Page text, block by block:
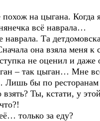
на цыгана. Когда
всё наврала…
Та
она взяла меня
не оценил и
– так цыган… Мне
бы по
Ты, кстати, у
только за еду?